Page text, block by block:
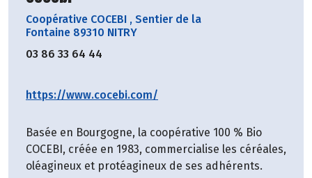
Coopérative COCEBI , Sentier de la
Fontaine 89310 NITRY
03 86 33 64 44
https://www.cocebi.com/
Basée en Bourgogne, la coopérative 100 % Bio
COCEBI, créée en 1983, commercialise les céréales,
oléagineux et protéagineux de ses adhérents.